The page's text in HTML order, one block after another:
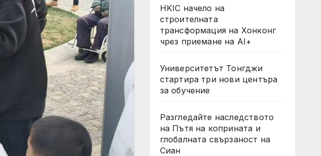
HKIC начело на
строителната
трансформация на Хонконг
чрез приемане на AI+
Университетът Тонгджи
стартира три нови центъра
за обучение
Разгледайте наследството
на Пътя на коприната и
глобалната свързаност на
Сиан